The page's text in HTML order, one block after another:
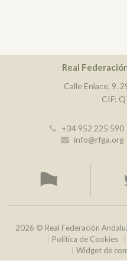
Real
Calle Enlace, 9.
CIF:
+34 952 225 590
info@rfga.org
2026 © Real Federación
Política de Cookies
Widget de